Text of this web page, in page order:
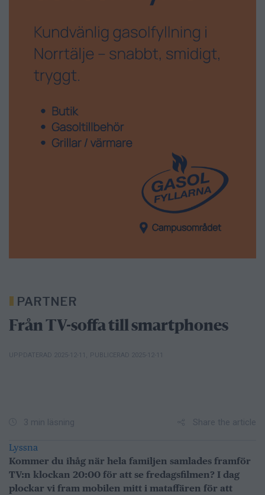
PARTNER
Från TV-soffa till smartphones
UPPDATERAD 2025-12-11 PUBLICERAD 2025-12-11
3 min läsning Share the article
Lyssna
Kommer du ihåg när hela familjen samlades framför
TV:n klockan 20:00 för att se fredagsfilmen? I dag
plockar vi fram mobilen mitt i mataffären för att